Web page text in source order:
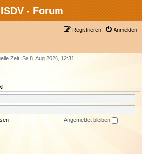
ISDV - Forum
Anmelden
Registrieren
Zeit: Sa 8. Aug 2026, 12:31
Angemeldet bleiben